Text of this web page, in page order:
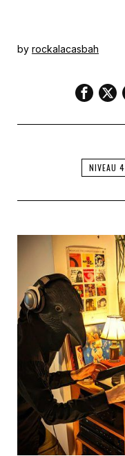
by rockalacasbah
NIVEAU 4